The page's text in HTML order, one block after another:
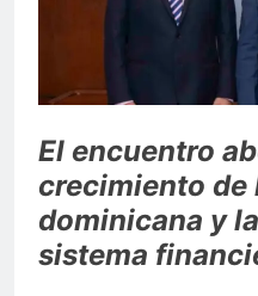
5
El encuentro
crecimiento de
dominicana y
sistema